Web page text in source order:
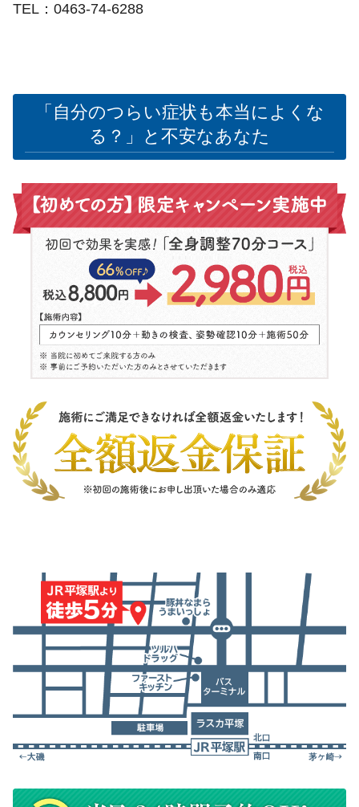
TEL：0463-74-6288
「自分のつらい症状も本当によくな
る？」と不安なあなた